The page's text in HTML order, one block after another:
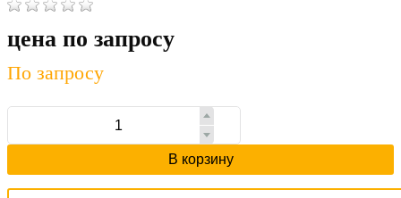
цена по запросу
По запросу
В корзину